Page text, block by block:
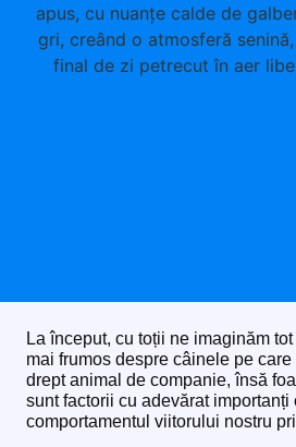
La început, cu toții ne imaginăm
mai frumos despre câinele pe
drept animal de companie, însă
sunt factorii cu adevărat importanți
comportamentul viitorului nostru